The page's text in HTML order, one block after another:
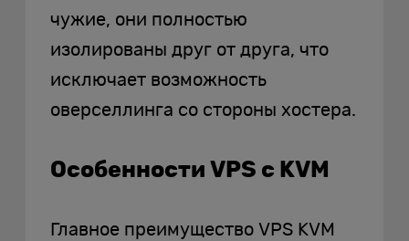
чужие, они полностью
изолированы друг от друга, что
исключает возможность
оверселлинга со стороны хостера.
Особенности VPS с KVM
Главное преимущество VPS KVM